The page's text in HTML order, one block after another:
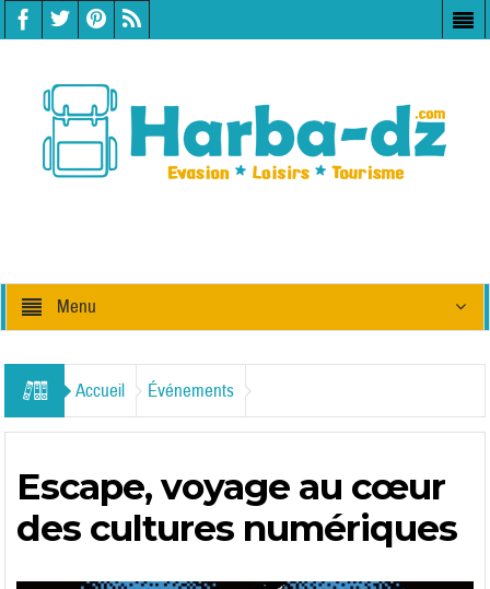
Menu
Accueil Événements
Escape, voyage au cœur
des cultures numériques